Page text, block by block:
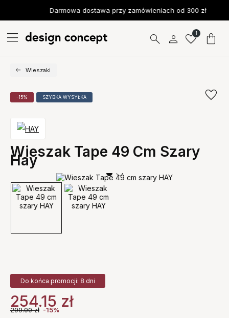
Darmowa dostawa przy zamówieniach od 300 zł
1
Wieszaki
-15% SZYBKA WYSYŁKA
Wieszak Tape 49 Cm Szary
Hay
Do końca promocji: 8 dni
254.15 zł
299.00zł -15%